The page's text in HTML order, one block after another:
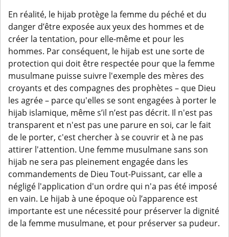
En réalité, le hijab protège la femme du péché et du
danger d’être exposée aux yeux des hommes et de
créer la tentation, pour elle-même et pour les
hommes. Par conséquent, le hijab est une sorte de
protection qui doit être respectée pour que la femme
musulmane puisse suivre l'exemple des mères des
croyants et des compagnes des prophètes – que Dieu
les agrée – parce qu'elles se sont engagées à porter le
hijab islamique, même s’il n’est pas décrit. Il n'est pas
transparent et n'est pas une parure en soi, car le fait
de le porter, c'est chercher à se couvrir et à ne pas
attirer l'attention. Une femme musulmane sans son
hijab ne sera pas pleinement engagée dans les
commandements de Dieu Tout-Puissant, car elle a
négligé l'application d'un ordre qui n'a pas été imposé
en vain. Le hijab à une époque où l’apparence est
importante est une nécessité pour préserver la dignité
de la femme musulmane, et pour préserver sa pudeur.